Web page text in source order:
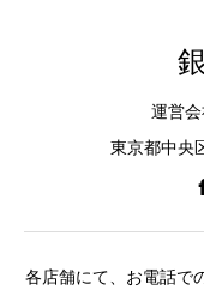
運営
東京都中央
各店舗にて、お電話で